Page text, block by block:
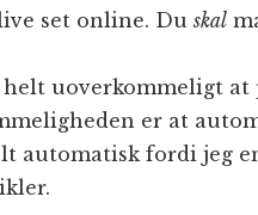
set online. Duskal
uoverkommeligt
er at
automatisk fordi jeg